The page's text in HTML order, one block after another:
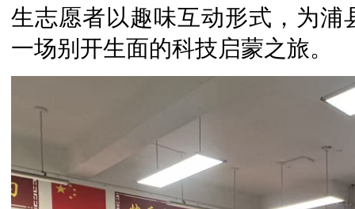
生志愿者以趣味互动形式，为
一场别开生面的科技启蒙之旅。